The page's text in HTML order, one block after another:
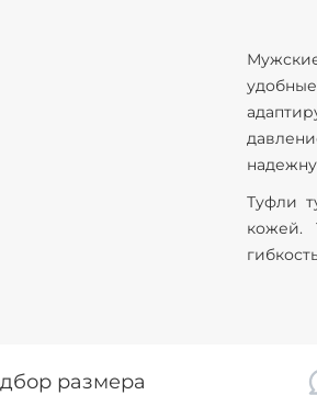
Туфли
кожей.
размера